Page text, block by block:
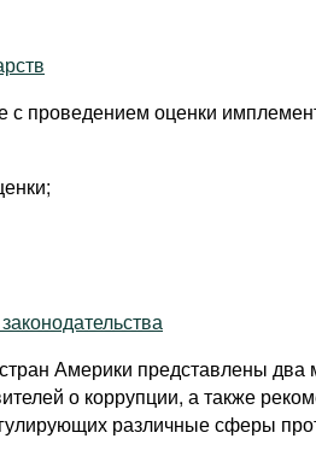
проведением оценки
Америки представлены
о коррупции, а также
различные сферы